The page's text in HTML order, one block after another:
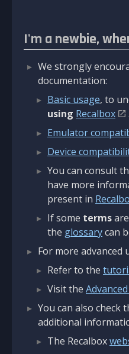
I'm a newbie,
We strongly
documentation:
Basic usage, to
using Recalbox
.
Emulator
Device
You can consult
have more
present in
If some termsare
the glossarycan
For more advanced
Refer to the
Visit the
You can also check
additional
The Recalbox